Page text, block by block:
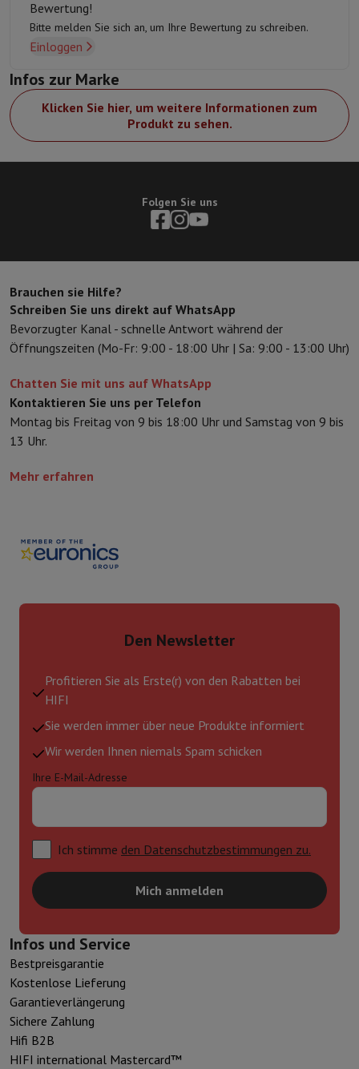
Bewertung!
Bitte melden Sie sich an, um Ihre Bewertung zu schreiben.
Einloggen
Infos zur Marke
Klicken Sie hier, um weitere Informationen zum
Produkt zu sehen.
Folgen Sie uns
Brauchen sie Hilfe?
Schreiben Sie uns direkt auf WhatsApp
Bevorzugter Kanal - schnelle Antwort während der
Öffnungszeiten (Mo-Fr: 9:00 - 18:00 Uhr | Sa: 9:00 - 13:00 Uhr)
Chatten Sie mit uns auf WhatsApp
Kontaktieren Sie uns per Telefon
Montag bis Freitag von 9 bis 18:00 Uhr und Samstag von 9 bis
13 Uhr.
Mehr erfahren
Den Newsletter
Profitieren Sie als Erste(r) von den Rabatten bei
HIFI
Sie werden immer über neue Produkte informiert
Wir werden Ihnen niemals Spam schicken
Ihre E-Mail-Adresse
Ich stimme den Datenschutzbestimmungen zu.
Mich anmelden
Infos und Service
Bestpreisgarantie
Kostenlose Lieferung
Garantieverlängerung
Sichere Zahlung
Hifi B2B
HIFI international Mastercard™